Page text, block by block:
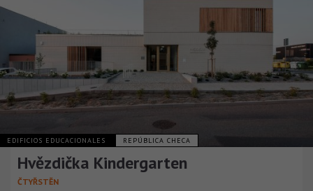
EDIFICIOS EDUCACIONALES REPÚBLICA CHECA
Hvězdička Kindergarten
ČTYŘSTĚN